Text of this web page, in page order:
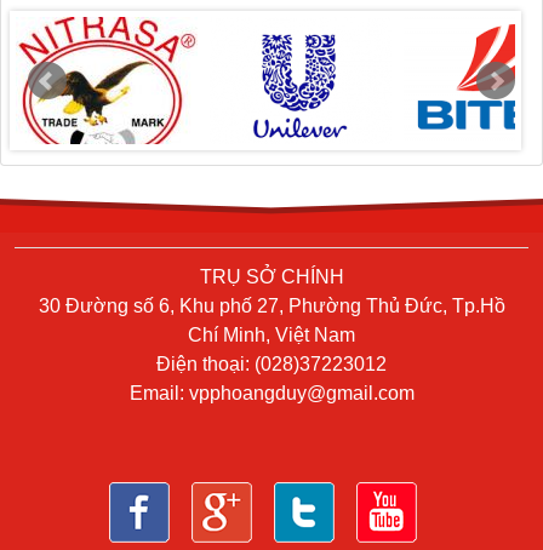
TRỤ SỞ CHÍNH
30 Đường số 6, Khu phố 27, Phường Thủ Đức, Tp.Hồ
Chí Minh, Việt Nam
Điện thoại: (028)37223012
Email: vpphoangduy@gmail.com